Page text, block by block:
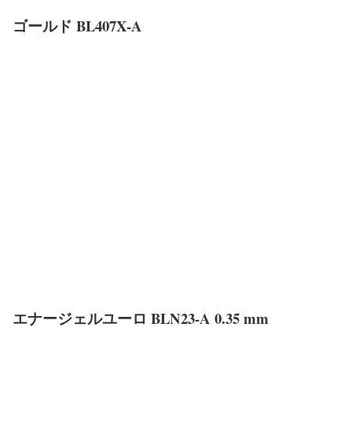
ゴールド BL407X-A
エナージェルユーロ BLN23-A 0.35 mm